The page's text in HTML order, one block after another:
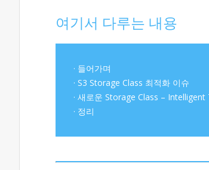
여기서 다루는 내용
· 들어가며
· S3 Storage Class 최적화 이슈
· 새로운 Storage Class – Intelligent
· 정리